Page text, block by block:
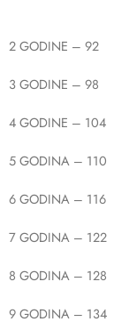
2 GODINE – 92
3 GODINE – 98
4 GODINE – 104
5 GODINA – 110
6 GODINA – 116
7 GODINA – 122
8 GODINA – 128
9 GODINA – 134